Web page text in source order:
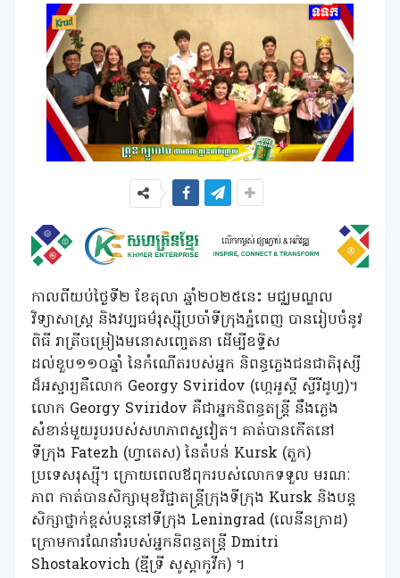
កាលពីយប់ថ្ងៃទី២ ខែតុលា ឆ្នាំ២០២៥នេះ មជ្ឈមណ្ឌល
វិទ្យាសាស្ត្រ និងវប្បធម៌រុស្ស៊ីប្រចាំទីក្រុងភ្នំពេញ បានរៀបចំនូវ
ពិធី រាត្រីចម្រៀងមនោសញ្ចេតនា ដើម្បីឧទ្ទិស
ដល់ខួប១១០ឆ្នាំ នៃកំណើតរបស់អ្នក និពន្ធភ្លេងជនជាតិរុស្សី
ដ៏អស្ចារ្យគឺលោក Georgy Sviridov (ហ្កេអូស្គី ស្វីរីដូហ្វ)។
លោក Georgy Sviridov គឺជាអ្នកនិពន្ធតន្ត្រី នឹងភ្លេង
សំខាន់មួយរូបរបស់សហភាពស្ងវៀត។ គាត់បានកើតនៅ
ទីក្រុង Fatezh (ហ្វាតេស) នៃតំបន់ Kursk (តួក)
ប្រទេសរុស្ស៊ី។ ក្រោយពេលឪពុករបស់លោកទទួល មរណៈ
ភាព កាត់បានសិក្សាមុខវិជ្ជាតន្ត្រីក្រុងទីក្រុង Kursk និងបន្ត
សិក្សាថ្នាក់ខ្ពស់បន្តនៅទីក្រុង Leningrad (លេនីនក្រាដ)
ក្រោមការណែនាំរបស់អ្នកនិពន្ធតន្ត្រី Dmitri
Shostakovich (ឌ្មីទ្រី សូស្តាកូវីក) ។